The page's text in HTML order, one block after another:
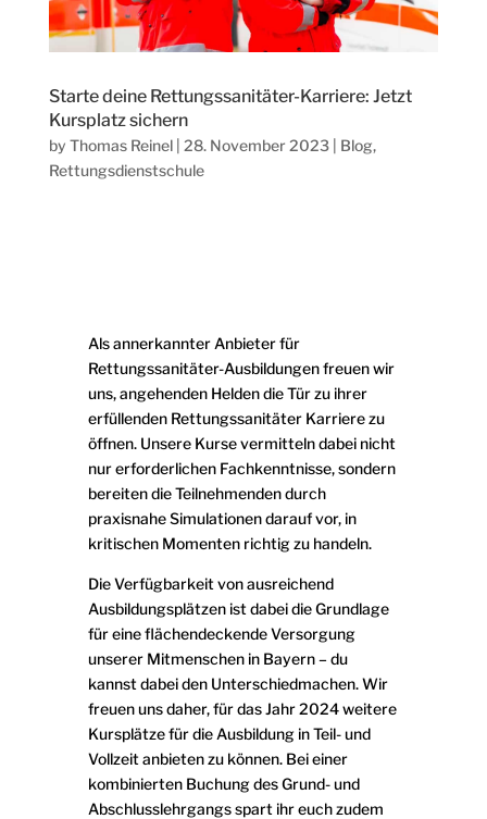
Starte deine Rettungssanitäter-Karriere: Jetzt
Kursplatz sichern
by Thomas Reinel| 28. November 2023| Blog,
Rettungsdienstschule
Als annerkannter Anbieter für
Rettungssanitäter-Ausbildungen freuen wir
uns, angehenden Helden die Tür zu ihrer
erfüllenden Rettungssanitäter Karriere zu
öffnen. Unsere Kurse vermitteln dabei nicht
nur erforderlichen Fachkenntnisse, sondern
bereiten die Teilnehmenden durch
praxisnahe Simulationen darauf vor, in
kritischen Momenten richtig zu handeln.
Die Verfügbarkeit von ausreichend
Ausbildungsplätzen ist dabei die Grundlage
für eine flächendeckende Versorgung
unserer Mitmenschen in Bayern – du
kannst dabei den Unterschiedmachen. Wir
freuen uns daher, für das Jahr 2024 weitere
Kursplätze für die Ausbildung in Teil- und
Vollzeit anbieten zu können. Bei einer
kombinierten Buchung des Grund- und
Abschlusslehrgangs spart ihr euch zudem